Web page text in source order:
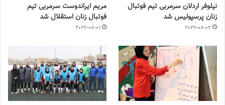
نیلوفر اردلان سرمربی تیم فوتبال
زنان پرسپولیس شد
2026-08-02
مریم ایراندوست سرمربی تیم
فوتبال زنان استقلال شد
2026-08-01